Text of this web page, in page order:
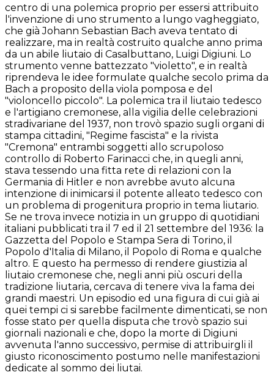
centro di una polemica proprio per essersi attribuito
l'invenzione di uno strumento a lungo vagheggiato,
che già Johann Sebastian Bach aveva tentato di
realizzare, ma in realtà costruito qualche anno prima
da un abile liutaio di Casalbuttano, Luigi Digiuni. Lo
strumento venne battezzato "violetto", e in realtà
riprendeva le idee formulate qualche secolo prima da
Bach a proposito della viola pomposa e del
"violoncello piccolo". La polemica tra il liutaio tedesco
e l'artigiano cremonese, alla vigilia delle celebrazioni
stradivariane del 1937, non trovò spazio sugli organi di
stampa cittadini, "Regime fascista" e la rivista
"Cremona" entrambi soggetti allo scrupoloso
controllo di Roberto Farinacci che, in quegli anni,
stava tessendo una fitta rete di relazioni con la
Germania di Hitler e non avrebbe avuto alcuna
intenzione di inimicarsi il potente alleato tedesco con
un problema di progenitura proprio in tema liutario.
Se ne trova invece notizia in un gruppo di quotidiani
italiani pubblicati tra il 7 ed il 21 settembre del 1936: la
Gazzetta del Popolo e Stampa Sera di Torino, il
Popolo d'Italia di Milano, il Popolo di Roma e qualche
altro. E questo ha permesso di rendere giustizia al
liutaio cremonese che, negli anni più oscuri della
tradizione liutaria, cercava di tenere viva la fama dei
grandi maestri. Un episodio ed una figura di cui già ai
quei tempi ci si sarebbe facilmente dimenticati, se non
fosse stato per quella disputa che trovò spazio sui
giornali nazionali e che, dopo la morte di Digiuni
avvenuta l'anno successivo, permise di attribuirgli il
giusto riconoscimento postumo nelle manifestazioni
dedicate al sommo dei liutai.